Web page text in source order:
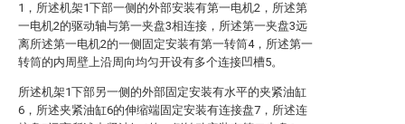
1，所述机架1下部一侧的外部安装有第一电机2，所述第
一电机2的驱动轴与第一夹盘3相连接，所述第一夹盘3远
离所述第一电机2的一侧固定安装有第一转筒4，所述第一
转筒的内周壁上沿周向均匀开设有多个连接凹槽5。
所述机架1下部另一侧的外部固定安装有水平的夹紧油缸
6，所述夹紧油缸6的伸缩端固定安装有连接盘7，所述连